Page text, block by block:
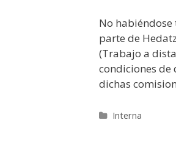
No
parte de
(Trabajo a
condiciones de
dichas
Categorías
Interna